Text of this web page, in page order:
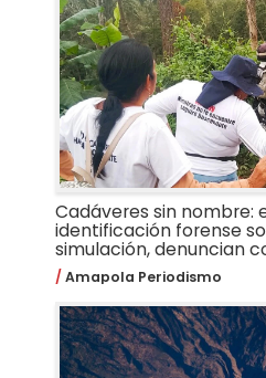
Cadáveres sin nombre:
identificación forense
simulación, denuncian
Amapola Periodismo